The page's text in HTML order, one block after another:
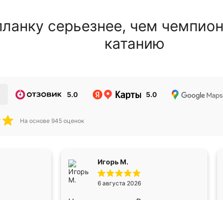
серьезнее, чем
катанию
5.0 5.0
На основе 945 оценок
Игорь М.
6 августа 2026